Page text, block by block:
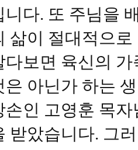
니다. 또 주님을
삶이 절대적으
다보면 육신의
은 아닌가 하는
손인 고영훈 목
받았습니다. 그